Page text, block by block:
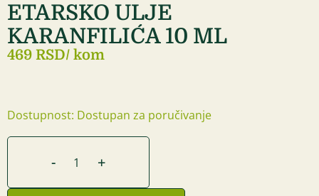
ETARSKO ULJE
KARANFILIĆA 10 ML
469 RSD/ kom
Dostupnost: Dostupan za poručivanje
- +